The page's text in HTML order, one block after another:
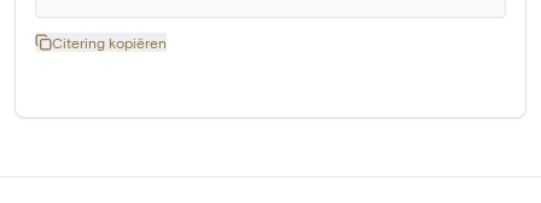
Citering kopiëren